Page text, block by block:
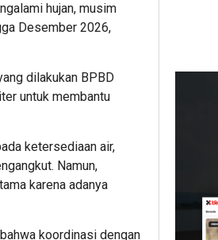
hujan, musim
Desember 2026,
dilakukan BPBD
untuk membantu
ketersediaan air,
Namun,
karena adanya
koordinasi dengan